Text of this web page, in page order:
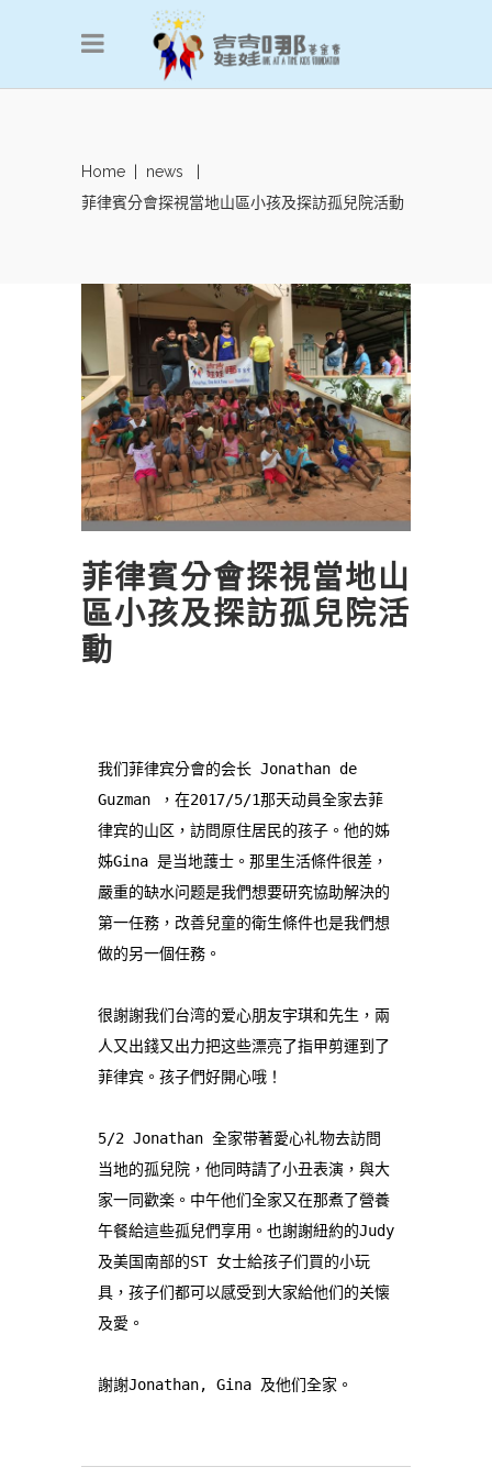
Home news
菲律賓分會探視當地山區小孩及探訪孤兒院活動
菲律賓分會探視當地山
區小孩及探訪孤兒院活
動
我们菲律宾分會的会长 Jonathan de
Guzman ，在2017/5/1那天动員全家去菲
律宾的山区，訪問原住居民的孩子。他的姊
姊Gina 是当地䕶士。那里生活條件很差，
嚴重的缺水问题是我們想要研究協助解決的
第一任務，改善兒童的衛生條件也是我們想
做的另一個任務。
很謝謝我们台湾的爱心朋友宇琪和先生，兩
人又出錢又出力把这些漂亮了指甲剪運到了
菲律宾。孩子們好開心哦！
5/2 Jonathan 全家带著愛心礼物去訪問
当地的孤兒院，他同時請了小丑表演，與大
家一同歡楽。中午他们全家又在那煮了營養
午餐給這些孤兒們享用。也謝謝紐約的Judy
及美国南部的ST 女士給孩子们買的小玩
具，孩子们都可以感受到大家給他们的关懐
及愛。
謝謝Jonathan, Gina 及他们全家。